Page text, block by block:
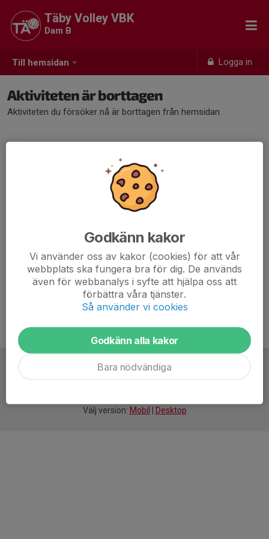
Till hemsidan Logga in
Täby Volley VBK
Dam B
Aktiviteten är borttagen
Aktiviteten du försöker nå är borttagen från hemsidan.
Välj version: Mobil Desktop
Godkänn kakor
Vi använder oss av kakor (cookies) för att vår
webbplats ska fungera bra för dig. De används
även för webbanalys i syfte att hjälpa oss att
förbättra våra tjänster.
Så använder vi cookies
Godkänn alla kakor
Bara nödvändiga